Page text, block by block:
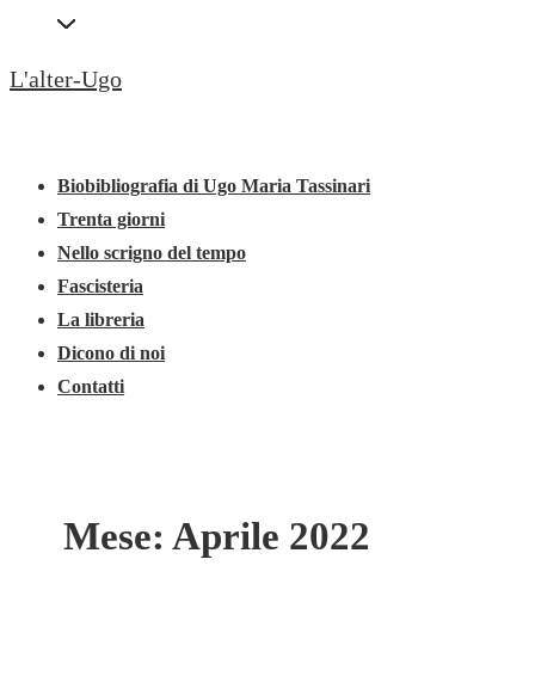
al
Secondary
L'alter-Ugo
principaleBiobibliografia di Ugo Maria Tassinari
Trenta giorni
Nello scrigno del tempo
Fascisteria
La libreria
Dicono di noi
Contatti
Mese: Aprile 2022